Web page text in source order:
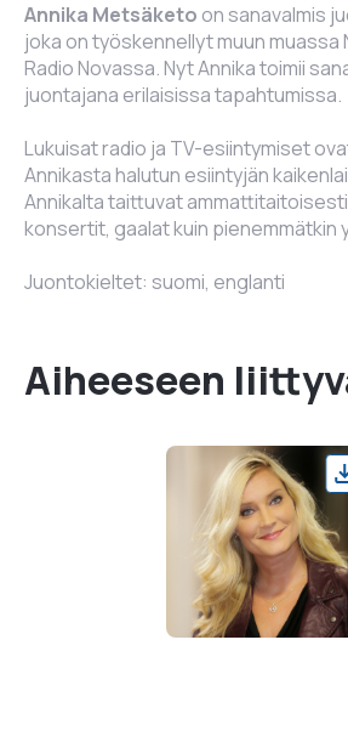
Annika Metsäketo on sanavalmis
joka on työskennellyt muun muassa
Radio Novassa. Nyt Annika toimii
juontajana erilaisissa tapahtumissa.
Lukuisat radio ja TV-esiintymiset
Annikasta halutun esiintyjän
Annikalta taittuvat
konsertit, gaalat kuin pienemmätkin
Juontokieltet: suomi, englanti
Aiheeseen